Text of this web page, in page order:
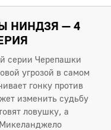
НИНДЗЯ — 4
серии Черепашки
угрозой в самом
гонку против
изменить судьбу
ловушку, а